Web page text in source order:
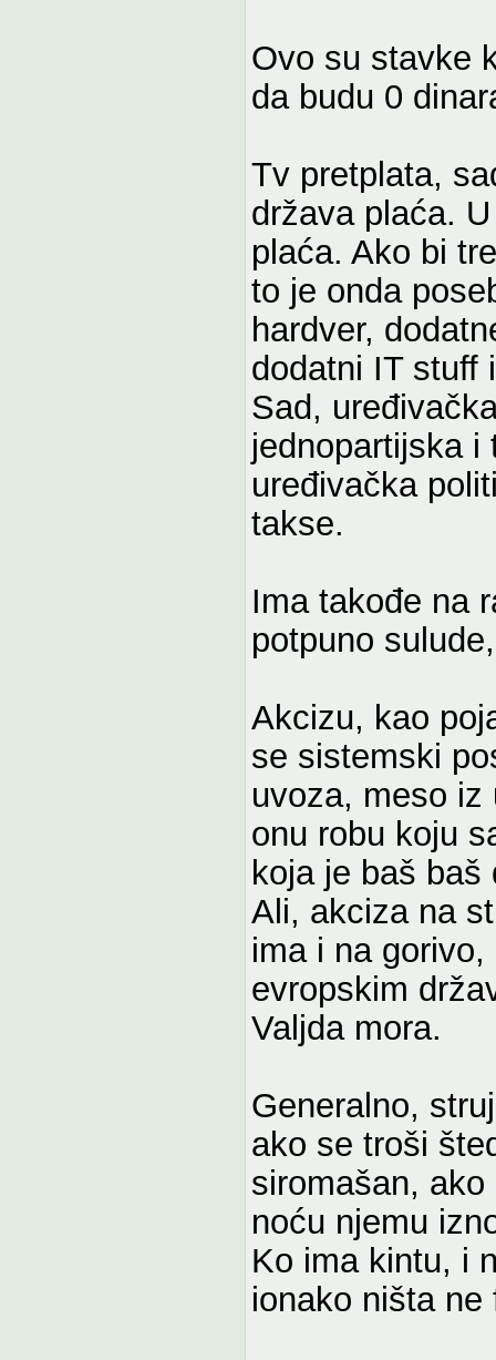
Ovo su stavke
da budu 0
Tv pretplata,
država plaća.
plaća. Ako bi
to je onda
hardver,
dodatni IT stuff
Sad,
jednopartijska i
uređivačka
takse.
Ima takođe na
potpuno
Akcizu, kao
se sistemski
uvoza, meso
onu robu koju
koja je baš baš
Ali, akciza na
ima i na
evropskim
Valjda mora.
Generalno,
ako se troši
siromašan,
noću njemu
Ko ima kintu, i
ionako ništa